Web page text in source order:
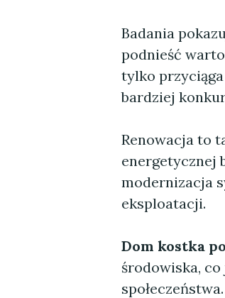
Badania
podnieść
tylko
bardziej
Renowacja to
energetycznej
modernizacja
eksploatacji.
Dom kostka
środowiska,